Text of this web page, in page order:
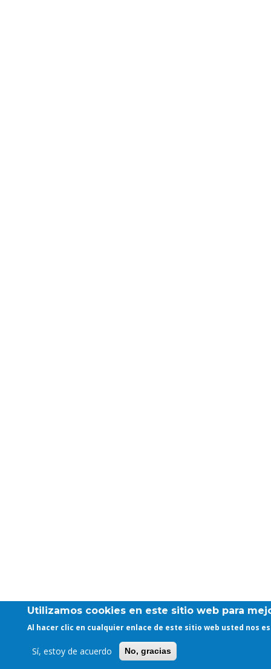
Utilizamos cookies en este sitio web para
Al hacer clic en cualquier enlace de este sitio web usted nos
Sí, estoy de acuerdo No, gracias